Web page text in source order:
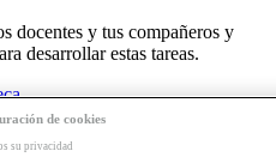
docentes y tus compañeros y
desarrollar estas tareas.
de cookies
su privacidad